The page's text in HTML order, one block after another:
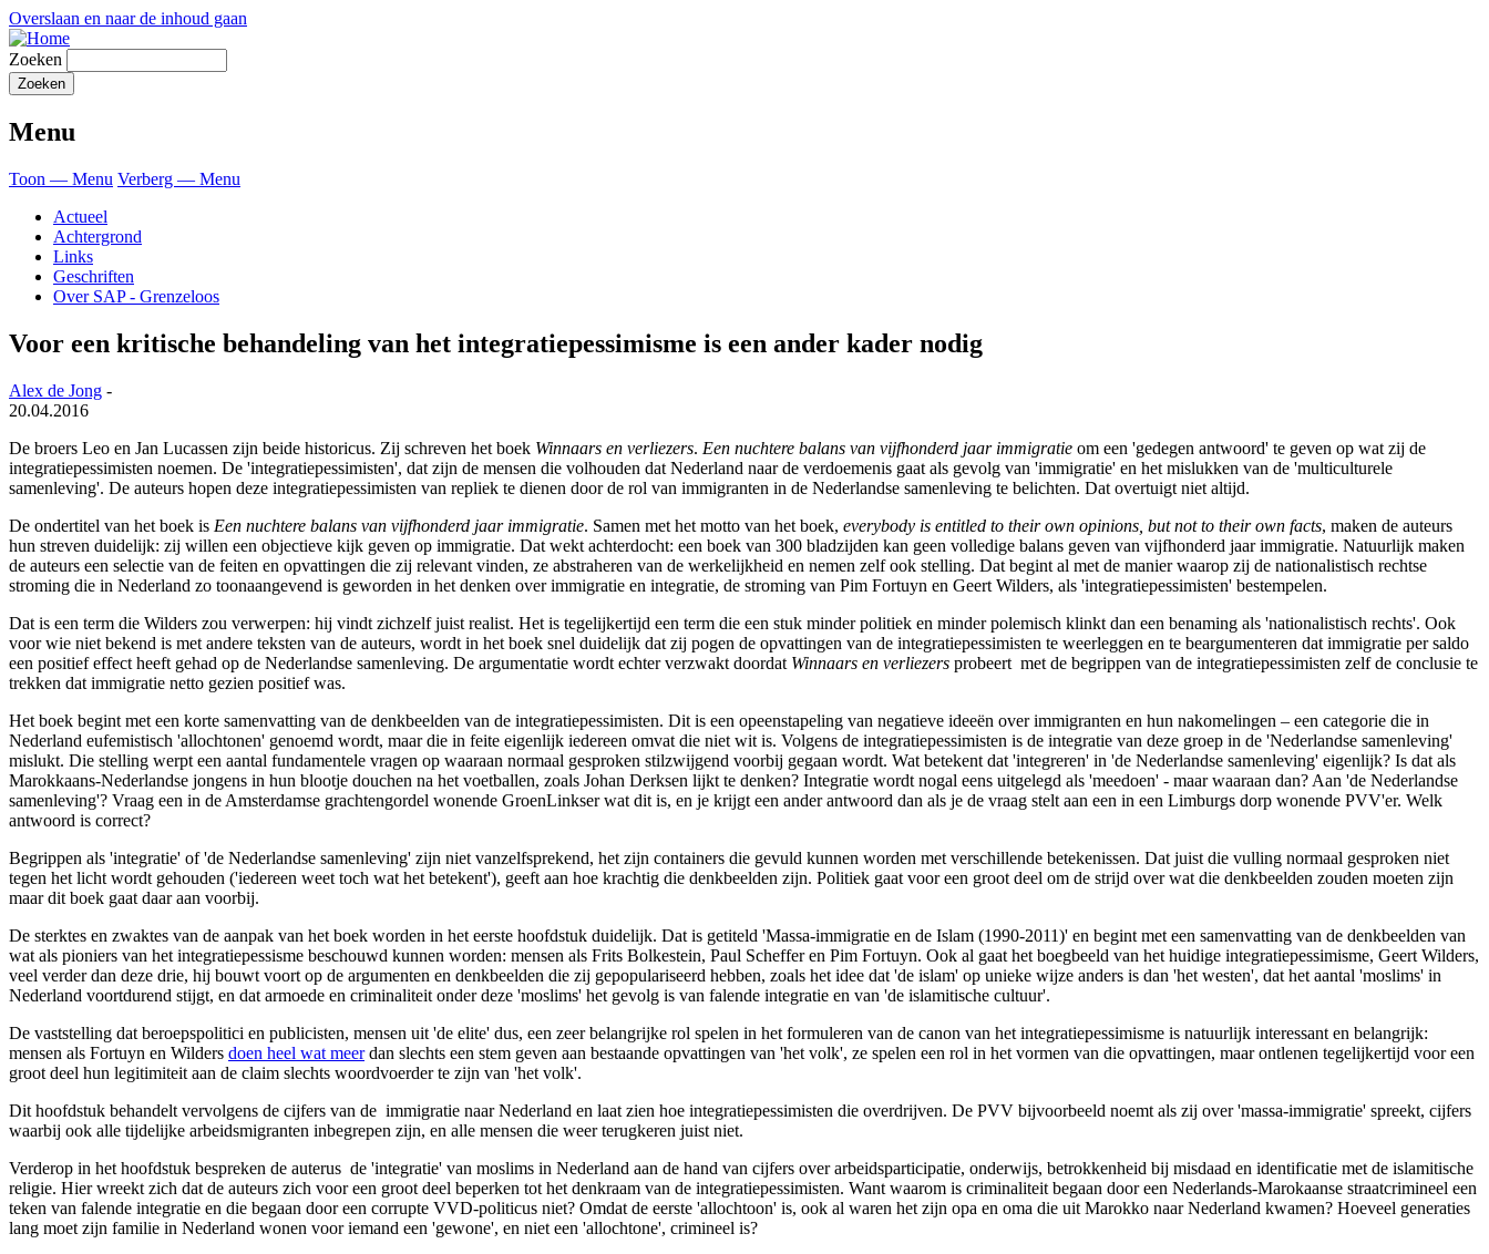
Overslaan en naar de inhoud gaan
Zoeken
Menu
Toon — Menu Verberg — Menu
Actueel
Achtergrond
Links
Geschriften
Over SAP - Grenzeloos
Voor een kritische behandeling van het integratiepessimisme is een ander kader nodig
Alex de Jong -
20.04.2016
De broers Leo en Jan Lucassen zijn beide historicus. Zij schreven het boek Winnaars en verliezers. Een nuchtere balans van vijfhonderd jaar immigratie om een 'gedegen antwoord' te geven op wat zij de
integratiepessimisten noemen. De 'integratiepessimisten', dat zijn de mensen die volhouden dat Nederland naar de verdoemenis gaat als gevolg van 'immigratie' en het mislukken van de 'multiculturele
samenleving'. De auteurs hopen deze integratiepessimisten van repliek te dienen door de rol van immigranten in de Nederlandse samenleving te belichten. Dat overtuigt niet altijd.
De ondertitel van het boek is Een nuchtere balans van vijfhonderd jaar immigratie. Samen met het motto van het boek, everybody is entitled to their own opinions, but not to their own facts, maken de auteurs
hun streven duidelijk: zij willen een objectieve kijk geven op immigratie. Dat wekt achterdocht: een boek van 300 bladzijden kan geen volledige balans geven van vijfhonderd jaar immigratie. Natuurlijk maken
de auteurs een selectie van de feiten en opvattingen die zij relevant vinden, ze abstraheren van de werkelijkheid en nemen zelf ook stelling. Dat begint al met de manier waarop zij de nationalistisch rechtse
stroming die in Nederland zo toonaangevend is geworden in het denken over immigratie en integratie, de stroming van Pim Fortuyn en Geert Wilders, als 'integratiepessimisten' bestempelen.
Dat is een term die Wilders zou verwerpen: hij vindt zichzelf juist realist. Het is tegelijkertijd een term die een stuk minder politiek en minder polemisch klinkt dan een benaming als 'nationalistisch rechts'. Ook
voor wie niet bekend is met andere teksten van de auteurs, wordt in het boek snel duidelijk dat zij pogen de opvattingen van de integratiepessimisten te weerleggen en te beargumenteren dat immigratie per saldo
een positief effect heeft gehad op de Nederlandse samenleving. De argumentatie wordt echter verzwakt doordat Winnaars en verliezers probeert met de begrippen van de integratiepessimisten zelf de conclusie te
trekken dat immigratie netto gezien positief was.
Het boek begint met een korte samenvatting van de denkbeelden van de integratiepessimisten. Dit is een opeenstapeling van negatieve ideeën over immigranten en hun nakomelingen – een categorie die in
Nederland eufemistisch 'allochtonen' genoemd wordt, maar die in feite eigenlijk iedereen omvat die niet wit is. Volgens de integratiepessimisten is de integratie van deze groep in de 'Nederlandse samenleving'
mislukt. Die stelling werpt een aantal fundamentele vragen op waaraan normaal gesproken stilzwijgend voorbij gegaan wordt. Wat betekent dat 'integreren' in 'de Nederlandse samenleving' eigenlijk? Is dat als
Marokkaans-Nederlandse jongens in hun blootje douchen na het voetballen, zoals Johan Derksen lijkt te denken? Integratie wordt nogal eens uitgelegd als 'meedoen' - maar waaraan dan? Aan 'de Nederlandse
samenleving'? Vraag een in de Amsterdamse grachtengordel wonende GroenLinkser wat dit is, en je krijgt een ander antwoord dan als je de vraag stelt aan een in een Limburgs dorp wonende PVV'er. Welk
antwoord is correct?
Begrippen als 'integratie' of 'de Nederlandse samenleving' zijn niet vanzelfsprekend, het zijn containers die gevuld kunnen worden met verschillende betekenissen. Dat juist die vulling normaal gesproken niet
tegen het licht wordt gehouden ('iedereen weet toch wat het betekent'), geeft aan hoe krachtig die denkbeelden zijn. Politiek gaat voor een groot deel om de strijd over wat die denkbeelden zouden moeten zijn
maar dit boek gaat daar aan voorbij.
De sterktes en zwaktes van de aanpak van het boek worden in het eerste hoofdstuk duidelijk. Dat is getiteld 'Massa-immigratie en de Islam (1990-2011)' en begint met een samenvatting van de denkbeelden van
wat als pioniers van het integratiepessisme beschouwd kunnen worden: mensen als Frits Bolkestein, Paul Scheffer en Pim Fortuyn. Ook al gaat het boegbeeld van het huidige integratiepessimisme, Geert Wilders,
veel verder dan deze drie, hij bouwt voort op de argumenten en denkbeelden die zij gepopulariseerd hebben, zoals het idee dat 'de islam' op unieke wijze anders is dan 'het westen', dat het aantal 'moslims' in
Nederland voortdurend stijgt, en dat armoede en criminaliteit onder deze 'moslims' het gevolg is van falende integratie en van 'de islamitische cultuur'.
De vaststelling dat beroepspolitici en publicisten, mensen uit 'de elite' dus, een zeer belangrijke rol spelen in het formuleren van de canon van het integratiepessimisme is natuurlijk interessant en belangrijk:
mensen als Fortuyn en Wilders doen heel wat meerdan slechts een stem geven aan bestaande opvattingen van 'het volk', ze spelen een rol in het vormen van die opvattingen, maar ontlenen tegelijkertijd voor een
groot deel hun legitimiteit aan de claim slechts woordvoerder te zijn van 'het volk'.
Dit hoofdstuk behandelt vervolgens de cijfers van de immigratie naar Nederland en laat zien hoe integratiepessimisten die overdrijven. De PVV bijvoorbeeld noemt als zij over 'massa-immigratie' spreekt, cijfers
waarbij ook alle tijdelijke arbeidsmigranten inbegrepen zijn, en alle mensen die weer terugkeren juist niet.
Verderop in het hoofdstuk bespreken de auterus de 'integratie' van moslims in Nederland aan de hand van cijfers over arbeidsparticipatie, onderwijs, betrokkenheid bij misdaad en identificatie met de islamitische
religie. Hier wreekt zich dat de auteurs zich voor een groot deel beperken tot het denkraam van de integratiepessimisten. Want waarom is criminaliteit begaan door een Nederlands-Marokaanse straatcrimineel een
teken van falende integratie en die begaan door een corrupte VVD-politicus niet? Omdat de eerste 'allochtoon' is, ook al waren het zijn opa en oma die uit Marokko naar Nederland kwamen? Hoeveel generaties
lang moet zijn familie in Nederland wonen voor iemand een 'gewone', en niet een 'allochtone', crimineel is?